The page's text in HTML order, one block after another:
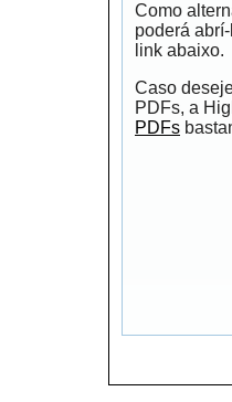
Como
poderá
link abaixo.
Caso
PDFs, a
PDFs